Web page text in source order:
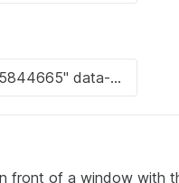
front of a window with